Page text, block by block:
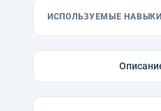
ИСПОЛЬЗУЕМЫЕ НАВЫКИ